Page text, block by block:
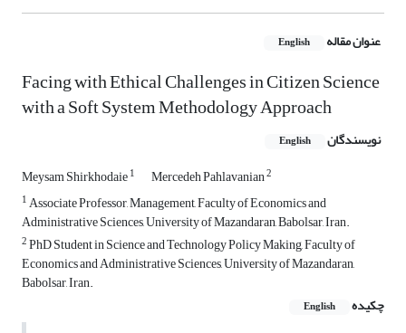
عنوان مقاله English
Facing with Ethical Challenges in Citizen Science
with a Soft System Methodology Approach
نویسندگان English
Meysam Shirkhodaie1 Mercedeh Pahlavanian2
1Associate Professor, Management, Faculty of Economics and
Administrative Sciences, University of Mazandaran, Babolsar, Iran.
2PhD Student in Science and Technology Policy Making, Faculty of
Economics and Administrative Sciences, University of Mazandaran,
Babolsar, Iran.
چکیده
English